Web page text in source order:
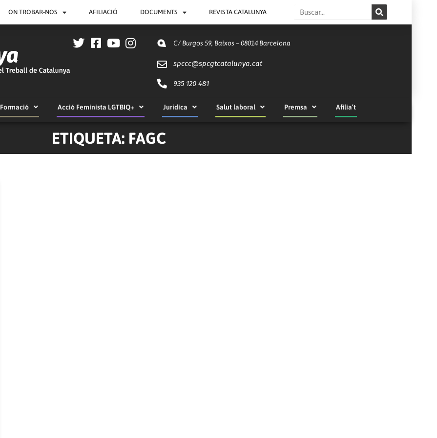
ON TROBAR-NOS AFILIACIÓ DOCUMENTS REVISTA CATALUNYA Search
C/ Burgos 59, Baixos – 08014 Barcelona
spccc@spcgtcatalunya.cat
935 120 481
Formació Acció Feminista LGTBIQ+ Jurídica Salut laboral Premsa Afilia’t
ETIQUETA: FAGC